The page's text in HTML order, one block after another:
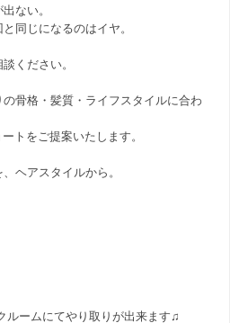
ない。
同じになるのはイヤ。
ください。
骨格・髪質・ライフスタイルに合わ
トをご提案いたします。
ヘアスタイルから。
ルームにてやり取りが出来ます♫